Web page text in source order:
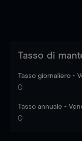
Tasso di
Tasso giornaliero -
0
Tasso annuale -
0